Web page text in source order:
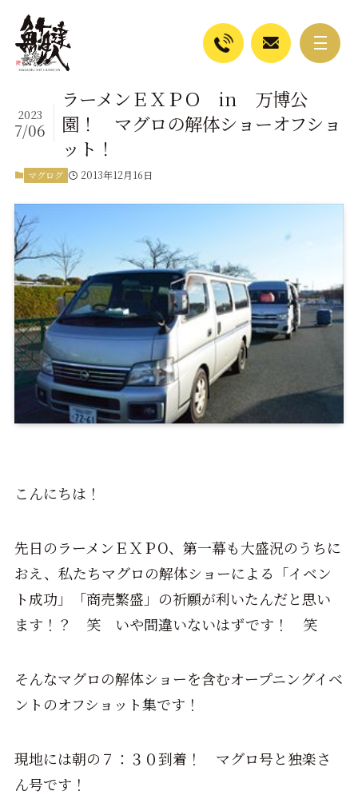
ラーメンＥＸＰＯ in 万博公
園！ マグロの解体ショーオフショ
ット！
2023
7/06
マグログ 2013年12月16日
こんにちは！
先日のラーメンＥＸＰO、第一幕も大盛況のうちに
おえ、私たちマグロの解体ショーによる「イベン
ト成功」「商売繁盛」の祈願が利いたんだと思い
ます！？ 笑 いや間違いないはずです！ 笑
そんなマグロの解体ショーを含むオープニングイベ
ントのオフショット集です！
現地には朝の７：３０到着！ マグロ号と独楽さ
ん号です！